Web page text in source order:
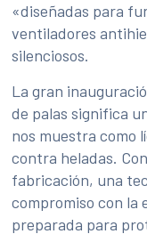
«diseñadas para
ventiladores
silenciosos.
La gran
de palas significa
nos muestra como
contra heladas.
fabricación, una
compromiso con la
preparada para